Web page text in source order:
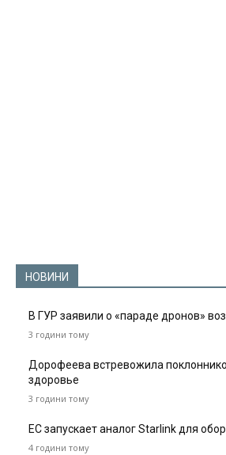
НОВИНИ
В ГУР заявили о «параде дронов»
3 години тому
Дорофеева встревожила
здоровье
3 години тому
ЕС запускает аналог Starlink для
4 години тому